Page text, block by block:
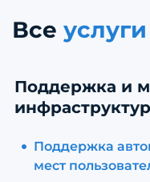
Все услуги
Поддержка и
Поддержка
мест